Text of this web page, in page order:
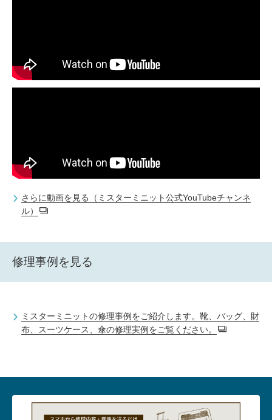
さらに動画を見る（ミスターミニット公式YouTubeチャンネ
ル）
修理事例を見る
ミスターミニットの修理事例をご紹介します。靴、バッグ、財
布、スーツケース、傘の修理実例をご覧ください。